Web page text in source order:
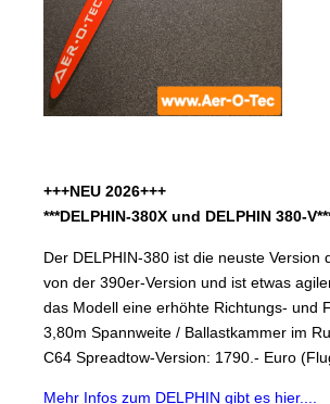
+++NEU 2026+++
***DELPHIN-380X und DELPHIN 380-
Der DELPHIN-380 ist die neuste
von der 390er-Version und ist etwas
das Modell eine erhöhte Richtungs- und
3,80m Spannweite / Ballastkammer im
C64 Spreadtow-Version: 1790.- Euro
Mehr Infos zum DELPHIN gibt es hier....